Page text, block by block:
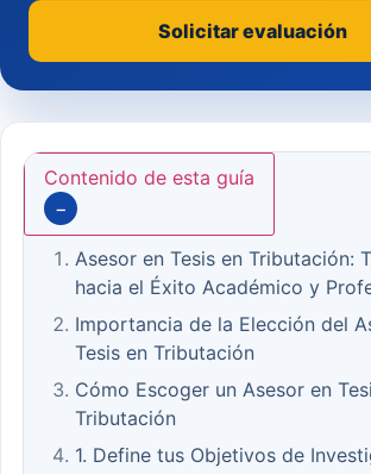
Contenido de esta guía
−
Asesor en Tesis en Tributación:
hacia el Éxito Académico y
Importancia de la Elección del
Tesis en Tributación
Cómo Escoger un Asesor en
Tributación
1. Define tus Objetivos de
Solicitar evaluación